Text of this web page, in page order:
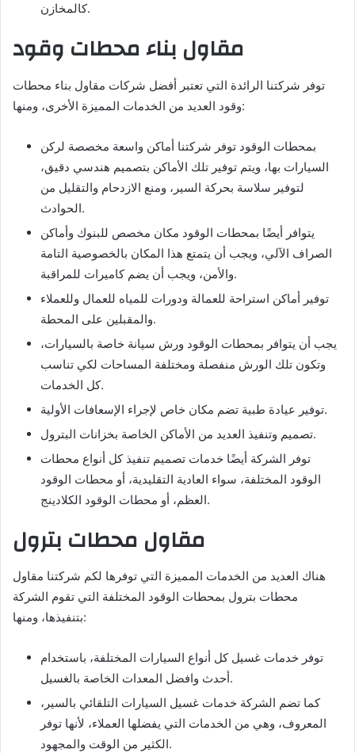
كالمخازن.
مقاول بناء محطات وقود
توفر شركتنا الرائدة التي تعتبر أفضل شركات مقاول بناء محطات
وقود العديد من الخدمات المميزة الأخرى، ومنها:
بمحطات الوقود توفر شركتنا أماكن واسعة مخصصة لركن
السيارات بها، ويتم توفير تلك الأماكن بتصميم هندسي دقيق،
لتوفير سلاسة بحركة السير، ومنع الازدحام والتقليل من
الحوادث.
يتوافر أيضًا بمحطات الوقود مكان مخصص للبنوك وأماكن
الصراف الآلي، ويجب أن يتمتع هذا المكان بالخصوصية التامة
والأمن، ويجب أن يضم كاميرات للمراقبة.
توفير أماكن استراحة للعمالة ودورات للمياه للعمال وللعملاء
والمقبلين على المحطة.
يجب أن يتوافر بمحطات الوقود ورش سيانة خاصة بالسيارات،
وتكون تلك الورش منفصلة ومختلفة المساحات لكي تناسب
كل الخدمات.
توفير عيادة طبية تضم مكان خاص لإجراء الإسعافات الأولية.
تصميم وتنفيذ العديد من الأماكن الخاصة بخزانات البترول.
توفر الشركة أيضًا خدمات تصميم تنفيذ كل أنواع محطات
الوقود المختلفة، سواء العادية التقليدية، أو محطات الوقود
العظم، أو محطات الوقود الكلادينج.
مقاول محطات بترول
هناك العديد من الخدمات المميزة التي توفرها لكم شركتنا مقاول
محطات بترول بمحطات الوقود المختلفة التي تقوم الشركة
بتنفيذها، ومنها:
توفر خدمات غسيل كل أنواع السيارات المختلفة، باستخدام
أحدث وافضل المعدات الخاصة بالغسيل.
كما تضم الشركة خدمات غسيل السيارات التلقائي بالسير،
المعروف، وهي من الخدمات التي يفضلها العملاء، لأنها توفر
الكثير من الوقت والمجهود.